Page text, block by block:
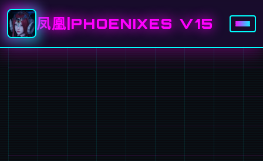
凤凰|PHOENIXES V15